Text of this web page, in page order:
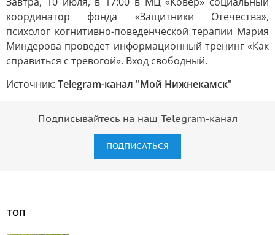
координатор фонда «Защитники Отечества»,
психолог когнитивно-поведенческой терапии Мария
Миндерова проведет информационный тренинг «Как
справиться с тревогой». Вход свободный.
Источник: Telegram-канал "Мой Нижнекамск"
Подписывайтесь на наш Telegram-канал
ПОДПИСАТЬСЯ
ТОП